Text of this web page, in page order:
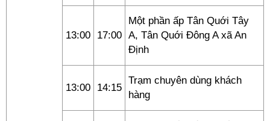
13:00 17:00
Một phần ấp Tân Quới Tây
A, Tân Quới Đông A xã An
Định
13:00 14:15
Trạm chuyên dùng khách
hàng